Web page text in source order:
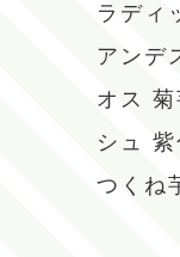
ラディ
アンデ
オス 菊
シュ
つくね